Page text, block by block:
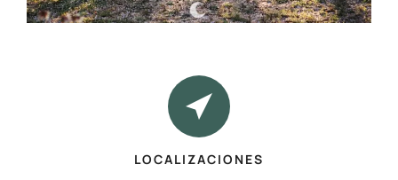
LOCALIZACIONES